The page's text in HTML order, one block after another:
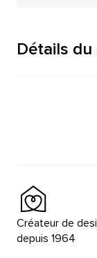
Détails
Créateur de
depuis 1964